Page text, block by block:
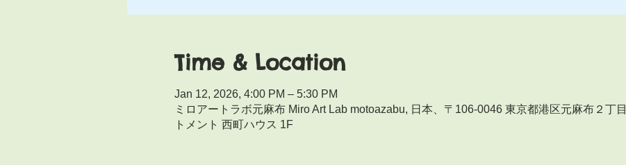
Time & Location
Jan 12, 2026, 4:00 PM – 5:30 PM
ミロアートラボ元麻布 Miro Art Lab motoazabu, 日本、〒106-0046 東京都港区元麻布２丁
トメント 西町ハウス 1F